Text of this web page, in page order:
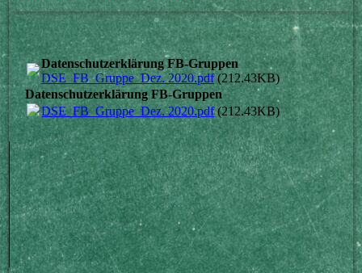
Datenschutzerklärung FB-Gruppen
DSE_FB_Gruppe_Dez. 2020.pdf(212.43KB)
Datenschutzerklärung FB-Gruppen
DSE_FB_Gruppe_Dez. 2020.pdf(212.43KB)